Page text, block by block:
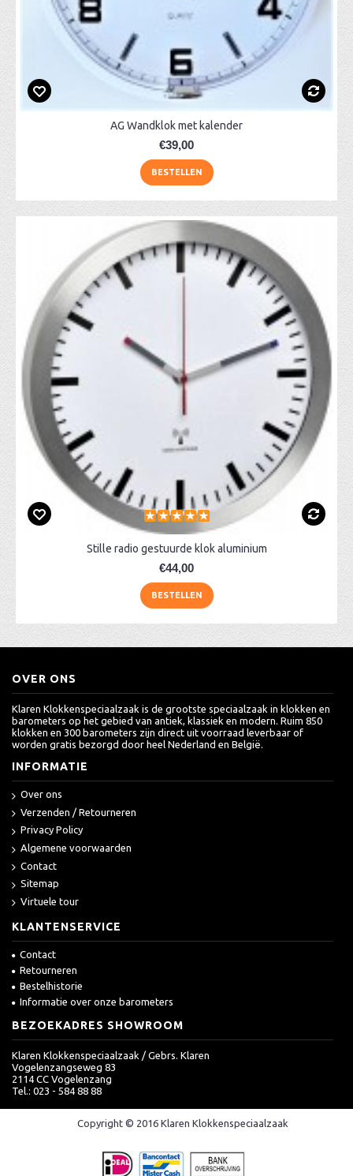
AG Wandklok met kalender
€39,00
BESTELLEN
Stille radio gestuurde klok aluminium
€44,00
BESTELLEN
OVER ONS
Klaren Klokkenspeciaalzaak is de grootste speciaalzaak in klokken en
barometers op het gebied van antiek, klassiek en modern. Ruim 850
klokken en 300 barometers zijn direct uit voorraad leverbaar of
worden gratis bezorgd door heel Nederland en België.
INFORMATIE
Over ons
Verzenden / Retourneren
Privacy Policy
Algemene voorwaarden
Contact
Sitemap
Virtuele tour
KLANTENSERVICE
Contact
Retourneren
Bestelhistorie
Informatie over onze barometers
BEZOEKADRES SHOWROOM
Klaren Klokkenspeciaalzaak / Gebrs. Klaren
Vogelenzangseweg 83
2114 CC Vogelenzang
Tel.: 023 - 584 88 88
Copyright © 2016 Klaren Klokkenspeciaalzaak